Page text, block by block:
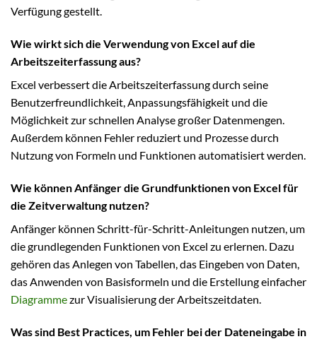
Verfügung gestellt.
Wie wirkt sich die Verwendung von Excel auf die
Arbeitszeiterfassung aus?
Excel verbessert die Arbeitszeiterfassung durch seine
Benutzerfreundlichkeit, Anpassungsfähigkeit und die
Möglichkeit zur schnellen Analyse großer Datenmengen.
Außerdem können Fehler reduziert und Prozesse durch
Nutzung von Formeln und Funktionen automatisiert werden.
Wie können Anfänger die Grundfunktionen von Excel für
die Zeitverwaltung nutzen?
Anfänger können Schritt-für-Schritt-Anleitungen nutzen, um
die grundlegenden Funktionen von Excel zu erlernen. Dazu
gehören das Anlegen von Tabellen, das Eingeben von Daten,
das Anwenden von Basisformeln und die Erstellung einfacher
Diagrammezur Visualisierung der Arbeitszeitdaten.
Was sind Best Practices, um Fehler bei der Dateneingabe in